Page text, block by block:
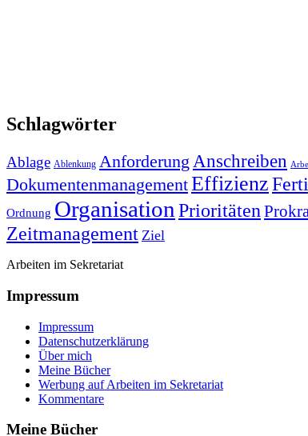
Schlagwörter
Ablage Ablenkung Anforderung Anschreiben
DokumentenmanagementEffizienz
Ordnung Organisation Prioritäten
Zeitmanagement Ziel
Arbeiten im Sekretariat
Impressum
Impressum
Datenschutzerklärung
Über mich
Meine Bücher
Werbung auf Arbeiten im Sekretariat
Kommentare
Meine Bücher